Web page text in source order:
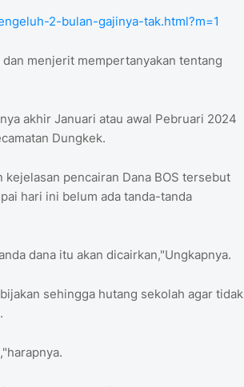
2-bulan-gajinya-tak.html?m=1
menjerit mempertanyakan tentang
akhir Januari atau awal Pebruari 2024
Dungkek.
pencairan Dana BOS tersebut
hari ini belum ada tanda-tanda
dana itu akan dicairkan,"Ungkapnya.
sehingga hutang sekolah agar tidak